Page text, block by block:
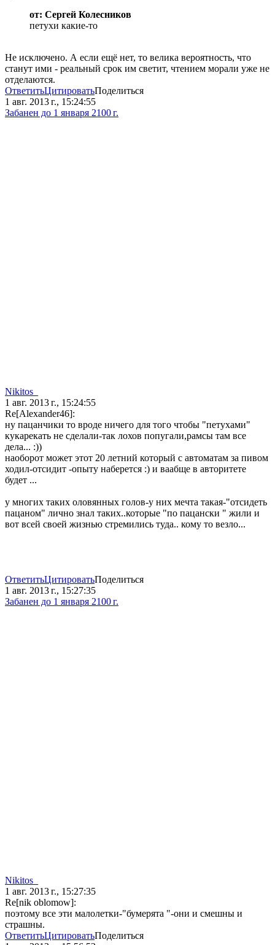
от: Сергей Колесников
петухи какие-то
Не исключено. А если ещё нет, то велика вероятность, что
станут ими - реальный срок им светит, чтением морали уже не
отделаются.
ОтветитьЦитироватьПоделиться
1 авг. 2013 г., 15:24:55
Забанен до 1 января 2100 г.
Nikitos_
1 авг. 2013 г., 15:24:55
Re[Alexander46]:
ну пацанчики то вроде ничего для того чтобы "петухами"
кукарекать не сделали-так лохов попугали,рамсы там все
дела... :))
наоборот может этот 20 летний который с автоматам за пивом
ходил-отсидит -опыту наберется :) и ваабще в авторитете
будет ...
у многих таких оловянных голов-у них мечта такая-"отсидеть
пацаном" лично знал таких..которые "по пацански " жили и
вот всей своей жизнью стремились туда.. кому то везло...
ОтветитьЦитироватьПоделиться
1 авг. 2013 г., 15:27:35
Забанен до 1 января 2100 г.
Nikitos_
1 авг. 2013 г., 15:27:35
Re[nik oblomow]:
поэтому все эти малолетки-"бумерята "-они и смешны и
страшны.
ОтветитьЦитироватьПоделиться